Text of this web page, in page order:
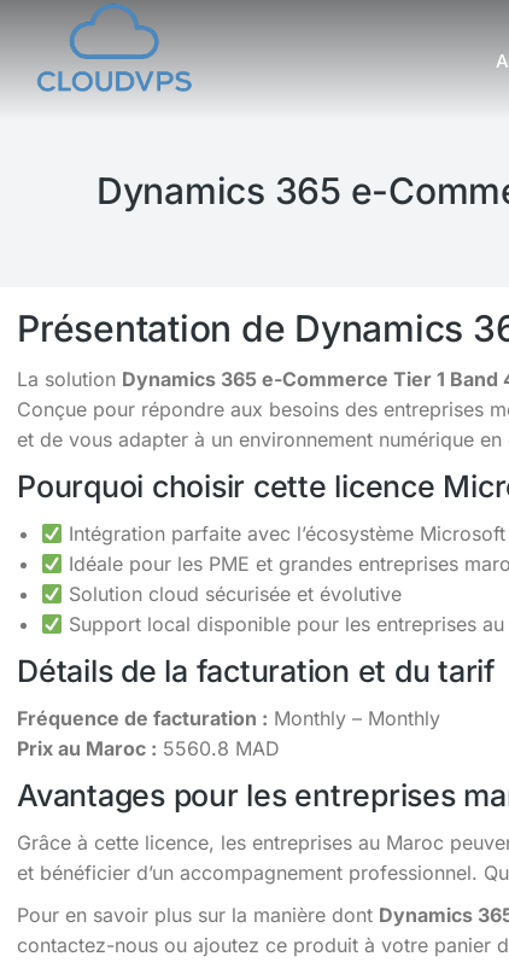
Vous êtes ici :
Dynamics 365 e-
Présentation de Dynamics
La solution Dynamics 365 e-Commerce Tier 1 Band
Conçue pour répondre aux besoins des entreprises
et de vous adapter à un environnement numérique
Pourquoi choisir cette licence
Intégration parfaite avec l’écosystème
Idéale pour les PME et grandes entreprises
Solution cloud sécurisée et évolutive
Support local disponible pour les entreprises
Détails de la facturation et du tarif
Fréquence de facturation : Monthly – Monthly
Prix au Maroc : 5560.8 MAD
Avantages pour les entreprises
Grâce à cette licence, les entreprises au Maroc
et bénéficier d’un accompagnement professionnel.
Pour en savoir plus sur la manière dont Dynamics
contactez-nous ou ajoutez ce produit à votre panier